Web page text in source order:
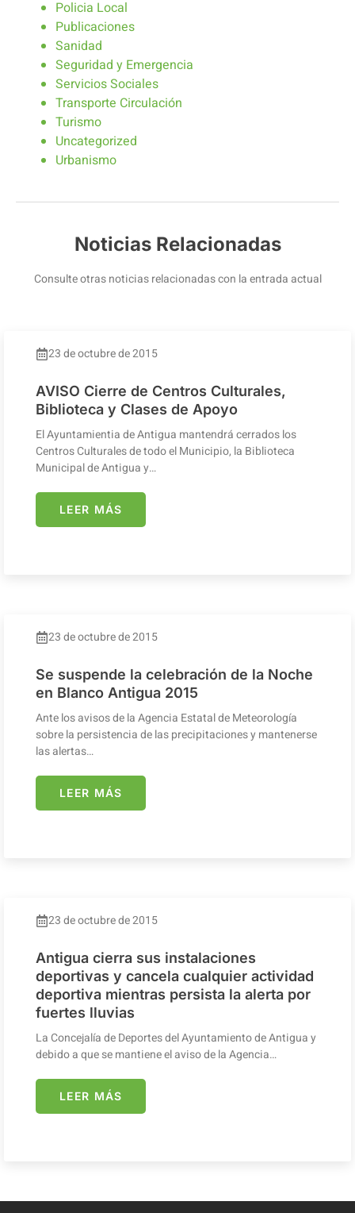
Policia Local
Publicaciones
Sanidad
Seguridad y Emergencia
Servicios Sociales
Transporte Circulación
Turismo
Uncategorized
Urbanismo
Noticias Relacionadas
Consulte otras noticias relacionadas con la entrada actual
23 de octubre de 2015
AVISO Cierre de Centros Culturales,
Biblioteca y Clases de Apoyo
El Ayuntamientia de Antigua mantendrá cerrados los
Centros Culturales de todo el Municipio, la Biblioteca
Municipal de Antigua y…
LEER MÁS
23 de octubre de 2015
Se suspende la celebración de la Noche
en Blanco Antigua 2015
Ante los avisos de la Agencia Estatal de Meteorología
sobre la persistencia de las precipitaciones y mantenerse
las alertas…
LEER MÁS
23 de octubre de 2015
Antigua cierra sus instalaciones
deportivas y cancela cualquier actividad
deportiva mientras persista la alerta por
fuertes lluvias
La Concejalía de Deportes del Ayuntamiento de Antigua y
debido a que se mantiene el aviso de la Agencia…
LEER MÁS